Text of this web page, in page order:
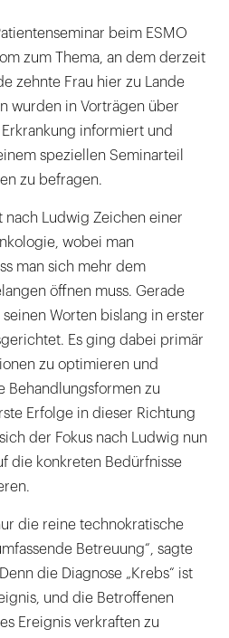
beim ESMO
zum Thema, an dem derzeit
zehnte Frau hier zu Lande
wurden in Vorträgen über
informiert und
speziellen Seminarteil
zu befragen.
nach Ludwig Zeichen einer
wobei man
man sich mehr dem
öffnen muss. Gerade
Worten bislang in erster
Es ging dabei primär
zu optimieren und
Behandlungsformen zu
Erfolge in dieser Richtung
der Fokus nach Ludwig nun
die konkreten Bedürfnisse
die reine technokratische
Betreuung“, sagte
die Diagnose „Krebs“ ist
und die Betroffenen
Ereignis verkraften zu